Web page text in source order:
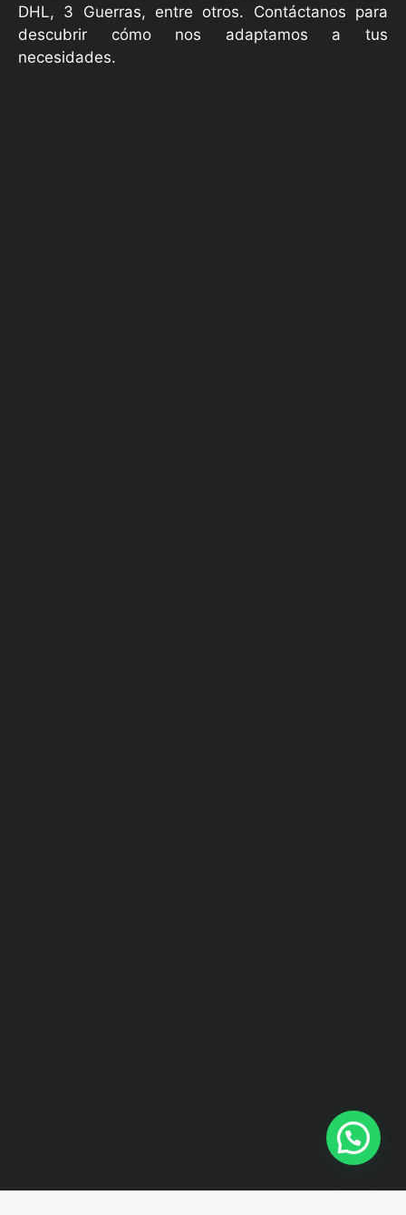
DHL, 3 Guerras, entre otros. Contáctanos para
descubrir cómo nos adaptamos a tus
necesidades.